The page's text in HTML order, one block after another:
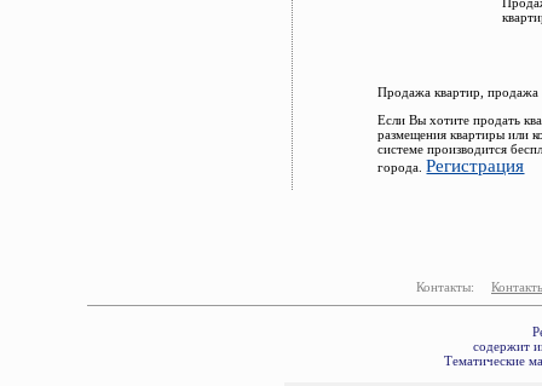
Продажа квартир, продажа
Если Вы хотите продать
размещения квартиры или
системе производится
города. Регистрация
Контакты:
содержит
Тематические